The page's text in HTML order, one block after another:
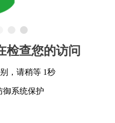
检查您的访问
，请稍等 1秒
御系统保护